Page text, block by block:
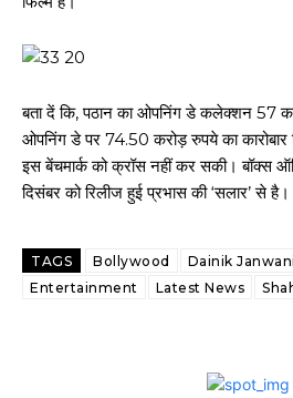
बता दें कि, पठान का ओपनिंग डे कलेक्शन 57
ओपनिंग डे पर 74.50 करोड़ रुपये का कारोबार
इस बेंचमार्क को क्रॉस नहीं कर सकी। बॉक्स
दिसंबर को रिलीज हुई प्रभास की ‘सलार’ से है।
TAGS Bollywood
Dainik
Entertainment
Latest News